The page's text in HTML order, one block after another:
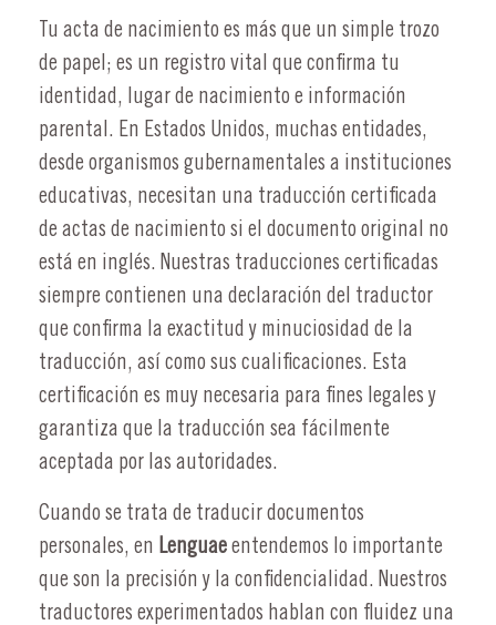
Tu acta de nacimiento es más que un simple trozo
de papel; es un registro vital que confirma tu
identidad, lugar de nacimiento e información
parental. En Estados Unidos, muchas entidades,
desde organismos gubernamentales a instituciones
educativas, necesitan una traducción certificada
de actas de nacimiento si el documento original no
está en inglés. Nuestras traducciones certificadas
siempre contienen una declaración del traductor
que confirma la exactitud y minuciosidad de la
traducción, así como sus cualificaciones. Esta
certificación es muy necesaria para fines legales y
garantiza que la traducción sea fácilmente
aceptada por las autoridades.
Cuando se trata de traducir documentos
personales, en Lenguae entendemos lo importante
que son la precisión y la confidencialidad. Nuestros
traductores experimentados hablan con fluidez una